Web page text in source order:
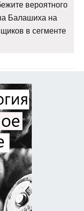
вероятного
Балашиха на
в сегменте